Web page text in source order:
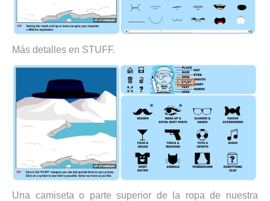
Más detalles en STUFF.
Una camiseta o parte superior de la ropa de nuestra